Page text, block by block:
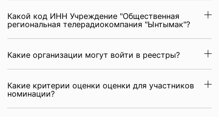
Какой код ИНН Учреждение "Общественная
региональная телерадиокомпания "Ынтымак"?
Какие организации могут войти в реестры?
Какие критерии оценки оценки для участников
номинации?